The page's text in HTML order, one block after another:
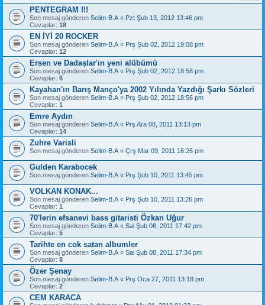
PENTEGRAM !!!
Son mesaj gönderen Selim-B.A « Pzt Şub 13, 2012 13:46 pm
Cevaplar: 18
EN İYİ 20 ROCKER
Son mesaj gönderen Selim-B.A « Prş Şub 02, 2012 19:08 pm
Cevaplar: 12
Ersen ve Dadaşlar'ın yeni alübümü
Son mesaj gönderen Selim-B.A « Prş Şub 02, 2012 18:58 pm
Cevaplar: 6
Kayahan'ın Barış Manço'ya 2002 Yılında Yazdığı Şarkı Sözleri
Son mesaj gönderen Selim-B.A « Prş Şub 02, 2012 18:56 pm
Cevaplar: 1
Emre Aydın
Son mesaj gönderen Selim-B.A « Prş Ara 08, 2011 13:13 pm
Cevaplar: 14
Zuhre Varisli
Son mesaj gönderen Selim-B.A « Çrş Mar 09, 2011 16:26 pm
Gulden Karabocek
Son mesaj gönderen Selim-B.A « Prş Şub 10, 2011 13:45 pm
VOLKAN KONAK...
Son mesaj gönderen Selim-B.A « Prş Şub 10, 2011 13:26 pm
Cevaplar: 1
70'lerin efsanevi bass gitaristi Özkan Uğur
Son mesaj gönderen Selim-B.A « Sal Şub 08, 2011 17:42 pm
Cevaplar: 5
Tarihte en cok satan albumler
Son mesaj gönderen Selim-B.A « Sal Şub 08, 2011 17:34 pm
Cevaplar: 8
Özer Şenay
Son mesaj gönderen Selim-B.A « Prş Oca 27, 2011 13:18 pm
Cevaplar: 2
CEM KARACA